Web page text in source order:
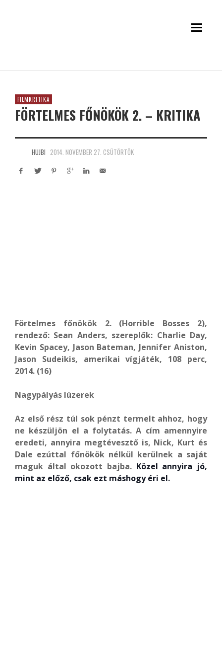
FILMKRITIKA
FÖRTELMES FŐNÖKÖK 2. – KRITIKA
HUJBI 2014. NOVEMBER 27. CSÜTÖRTÖK
Förtelmes főnökök 2. (Horrible Bosses 2),
rendező: Sean Anders, szereplők: Charlie Day,
Kevin Spacey, Jason Bateman, Jennifer Aniston,
Jason Sudeikis, amerikai vígjáték, 108 perc,
2014. (16)
Nagypályás lúzerek
Az első rész túl sok pénzt termelt ahhoz, hogy
ne készüljön el a folytatás. A cím amennyire
eredeti, annyira megtévesztő is, Nick, Kurt és
Dale ezúttal főnökök nélkül kerülnek a saját
maguk által okozott bajba. Közel annyira jó,
mint az előző, csak ezt máshogy éri el.